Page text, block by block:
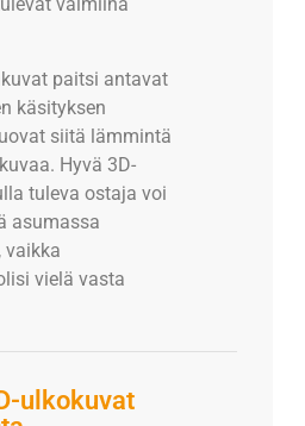
paitsi antavat
käsityksen
siitä lämmintä
Hyvä 3D-
tuleva ostaja voi
asumassa
vaikka
vielä vasta
ulkokuvat